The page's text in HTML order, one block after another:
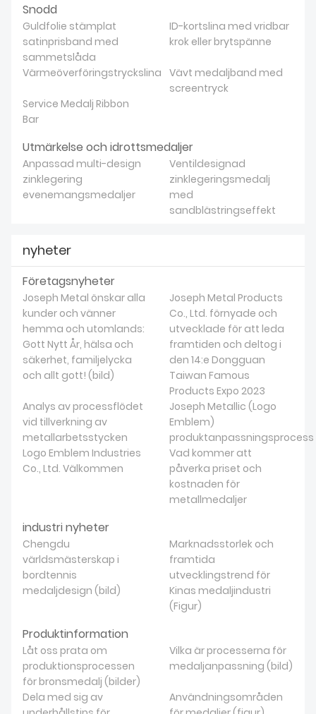
Snodd
Guldfolie stämplat
satinprisband med
sammetslåda
ID-kortslina med vridbar
krok eller brytspänne
Värmeöverföringstryckslina Vävt medaljband med
screentryck
Service Medalj Ribbon
Bar
Utmärkelse och idrottsmedaljer
Anpassad multi-design
zinklegering
evenemangsmedaljer
Ventildesignad
zinklegeringsmedalj
med
sandblästringseffekt
nyheter
Företagsnyheter
Joseph Metal önskar alla
kunder och vänner
hemma och utomlands:
Gott Nytt År, hälsa och
säkerhet, familjelycka
och allt gott! (bild)
Joseph Metal Products
Co., Ltd. förnyade och
utvecklade för att leda
framtiden och deltog i
den 14:e Dongguan
Taiwan Famous
Products Expo 2023
Analys av processflödet
vid tillverkning av
metallarbetsstycken
Joseph Metallic (Logo
Emblem)
produktanpassningsprocess
Logo Emblem Industries
Co., Ltd. Välkommen
Vad kommer att
påverka priset och
kostnaden för
metallmedaljer
industri nyheter
Chengdu
världsmästerskap i
bordtennis
medaljdesign (bild)
Marknadsstorlek och
framtida
utvecklingstrend för
Kinas medaljindustri
(Figur)
Produktinformation
Låt oss prata om
produktionsprocessen
för bronsmedalj (bilder)
Vilka är processerna för
medaljanpassning (bild)
Dela med sig av
Användningsområden